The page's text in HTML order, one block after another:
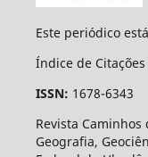
Este periódico
Índice de
ISSN: 1678-6343
Revista
Geografia,